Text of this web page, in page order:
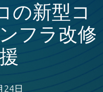
の新型コ
フラ改修
24日